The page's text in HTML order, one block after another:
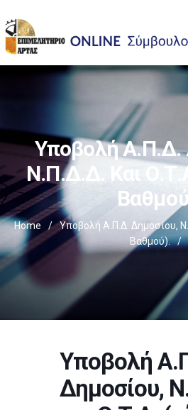
Υποβολή Α.Π.Δ.
Ν.Π.Δ.Δ. Και
Home /
Υποβολή Α.Π.Δ. Δημοσίου,
Βαθμού).
/
Υποβολή
Δημοσίου,